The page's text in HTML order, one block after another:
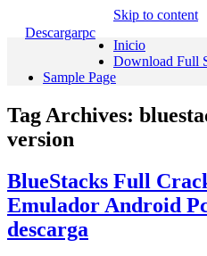
Descargarpc
Skip to content
Inicio
Download Full
Sample Page
Tag Archives:
version
BlueStacks Full
Emulador Android
descarga